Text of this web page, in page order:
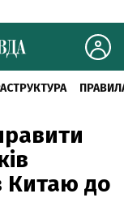
Китаю до